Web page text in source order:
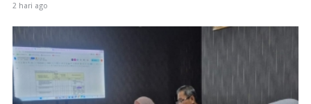
2 hari ago